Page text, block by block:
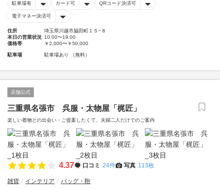
駐車場有 カード可 QRコード決済可
電子マネー決済可
住所
埼玉県川越市脇田町１５−８
本日の営業状況 10:00〜19:00
価格帯
￥2,000〜￥50,000
駐車場 駐車場あり （無料）
店舗公式
三重県名張市 呉服・太物屋「梶匠」
楽しい着物との出会い・ご提案したくて、夫婦二人だけでのご案内
4.37 口コミ 24件 写真 113枚
雑貨 インテリア バッグ・鞄